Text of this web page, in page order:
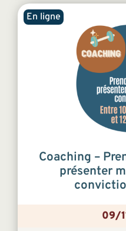
En ligne
Coaching –
présenter
09/